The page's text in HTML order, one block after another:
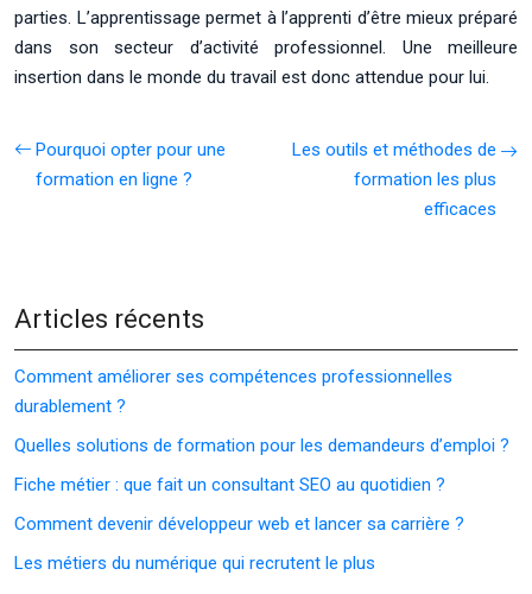
parties. L’apprentissage permet à l’apprenti d’être mieux préparé
dans son secteur d’activité professionnel. Une meilleure
insertion dans le monde du travail est donc attendue pour lui.
Pourquoi opter pour une
formation en ligne ?
Les outils et méthodes de
formation les plus
efficaces
Articles récents
Comment améliorer ses compétences professionnelles
durablement ?
Quelles solutions de formation pour les demandeurs d’emploi ?
Fiche métier : que fait un consultant SEO au quotidien ?
Comment devenir développeur web et lancer sa carrière ?
Les métiers du numérique qui recrutent le plus